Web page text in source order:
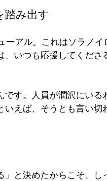
踏み出す
ーアル。これはソラノイ
いつも応援してくださ
です。人員が潤沢にいる
いえば、そうとも言い切
」と決めたからこそ、し